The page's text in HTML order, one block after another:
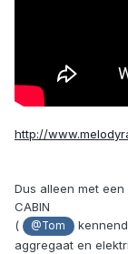
http://
Dus alleen met
CABIN
(
@Tom
aggregaat en